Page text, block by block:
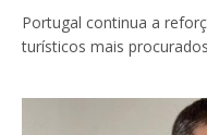
Portugal continua a
turísticos mais